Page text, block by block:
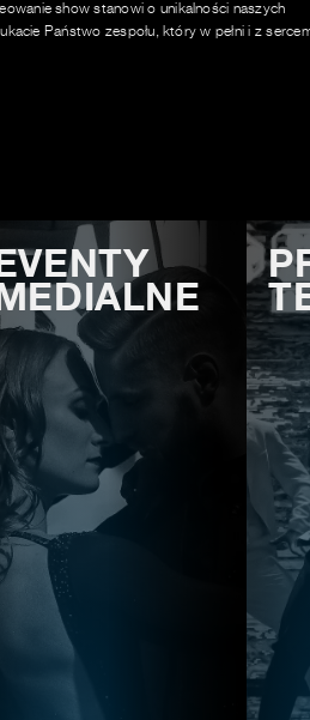
show stanowi o unikalności naszych
Państwo zespołu, który w pełni i z